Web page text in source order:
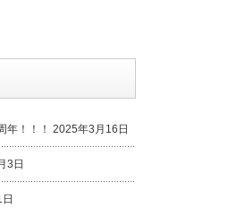
年！！！ 2025年3月16日
3日